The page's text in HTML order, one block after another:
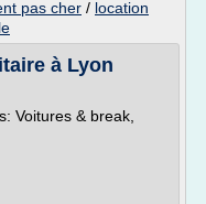
pas cher / location
à Lyon
Voitures & break,